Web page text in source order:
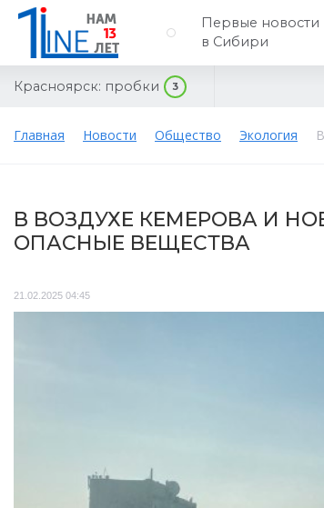
Первые новости
в Сибири
Красноярск: пробки 3
Главная Новости Общество Экология
В ВОЗДУХЕ КЕМЕРОВА И
ОПАСНЫЕ ВЕЩЕСТВА
21.02.2025 04:45